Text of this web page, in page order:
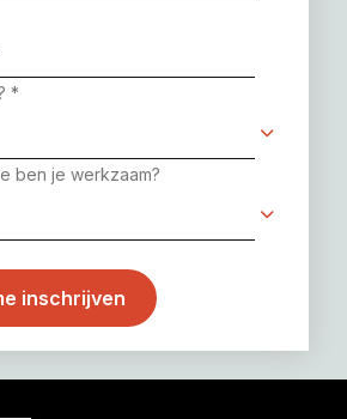
*
ben je werkzaam?